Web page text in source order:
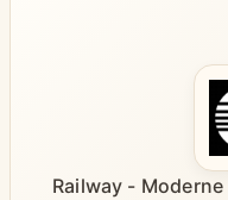
Railway -